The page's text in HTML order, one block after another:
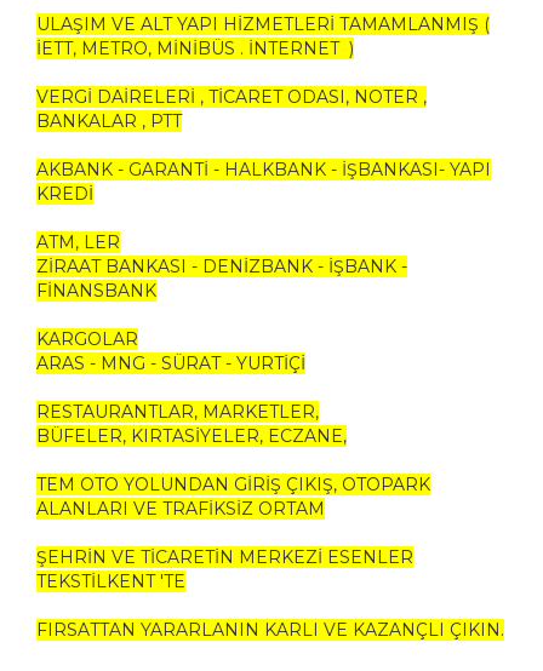
ULAŞIM VE ALT YAPI HİZMETLERİ TAMAMLANMIŞ (
İETT, METRO, MİNİBÜS . İNTERNET )
VERGİ DAİRELERİ , TİCARET ODASI, NOTER ,
BANKALAR , PTT
AKBANK - GARANTİ - HALKBANK - İŞBANKASI- YAPI
KREDİ
ATM, LER
ZİRAAT BANKASI - DENİZBANK - İŞBANK -
FİNANSBANK
KARGOLAR
ARAS - MNG - SÜRAT - YURTİÇİ
RESTAURANTLAR, MARKETLER,
BÜFELER, KIRTASİYELER, ECZANE,
TEM OTO YOLUNDAN GİRİŞ ÇIKIŞ, OTOPARK
ALANLARI VE TRAFİKSİZ ORTAM
ŞEHRİN VE TİCARETİN MERKEZİ ESENLER
TEKSTİLKENT 'TE
FIRSATTAN YARARLANIN KARLI VE KAZANÇLI ÇIKIN.